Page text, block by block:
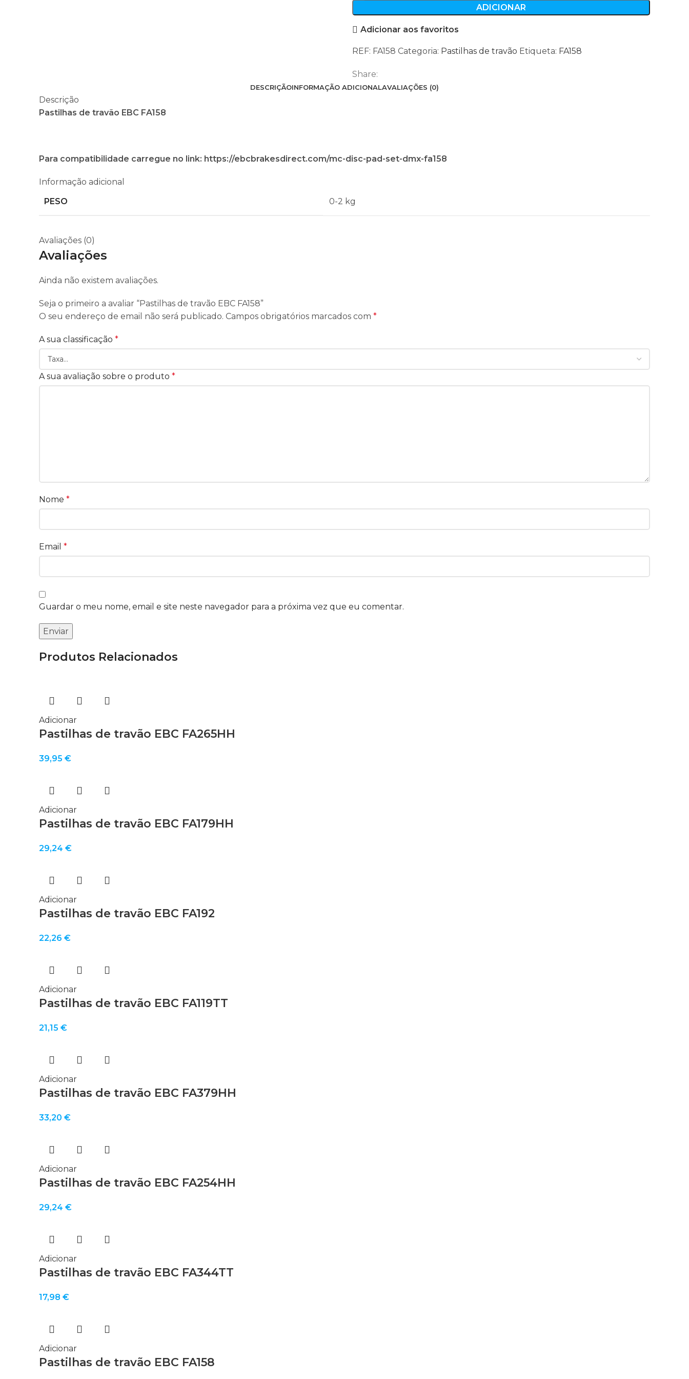
EBC
ADICIONAR
Adicionar aos favoritos
REF: FA158 Categoria: Pastilhas de travão Etiqueta: FA158
Share:
DESCRIÇÃOINFORMAÇÃO ADICIONALAVALIAÇÕES (0)
Descrição
Pastilhas de travão EBC FA158
Para compatibilidade carregue no link: https://ebcbrakesdirect.com/mc-disc-pad-set-dmx-fa158
Informação adicional
PESO
0-2 kg
Avaliações (0)
Avaliações
Ainda não existem avaliações.
Seja o primeiro a avaliar “Pastilhas de travão EBC FA158”
O seu endereço de email não será publicado. Campos obrigatórios marcados com *
A sua classificação *
A sua avaliação sobre o produto *
Nome *
Email *
Guardar o meu nome, email e site neste navegador para a próxima vez que eu comentar.
Produtos Relacionados
Adicionar
Pastilhas de travão EBC FA265HH
39,95 €
Adicionar
Pastilhas de travão EBC FA179HH
29,24 €
Adicionar
Pastilhas de travão EBC FA192
22,26 €
Adicionar
Pastilhas de travão EBC FA119TT
21,15 €
Adicionar
Pastilhas de travão EBC FA379HH
33,20 €
Adicionar
Pastilhas de travão EBC FA254HH
29,24 €
Adicionar
Pastilhas de travão EBC FA344TT
17,98 €
Adicionar
Pastilhas de travão EBC FA158